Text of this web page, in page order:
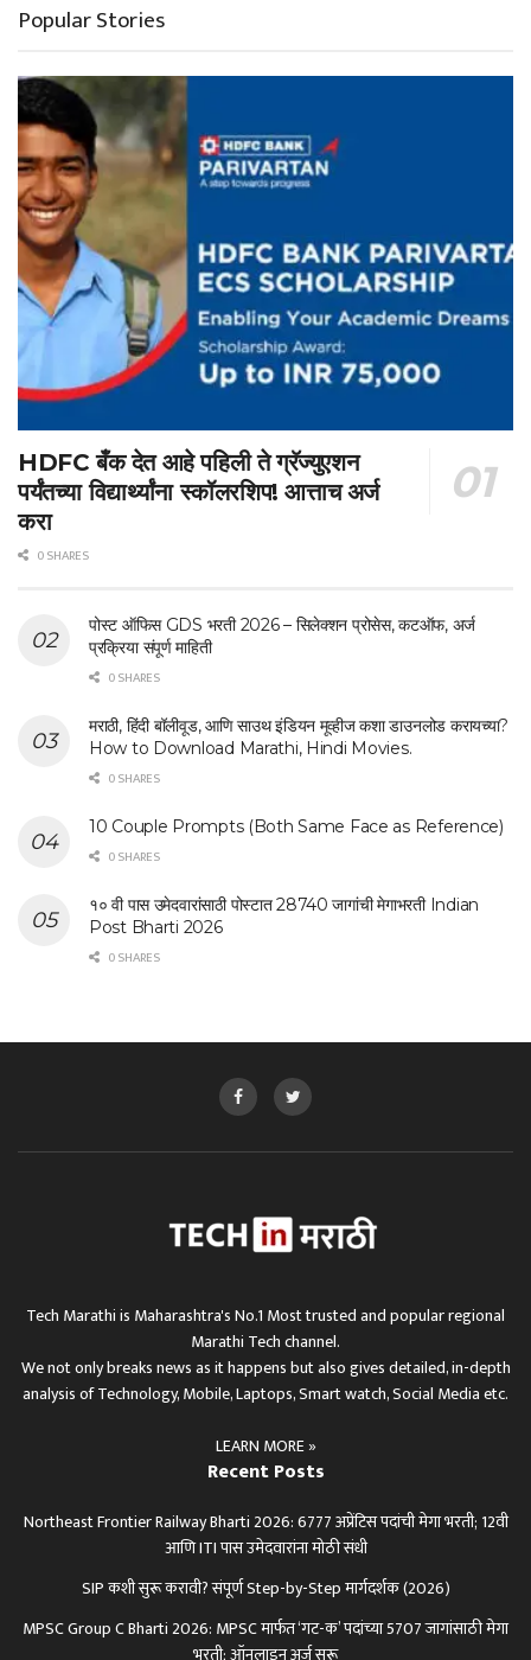
Popular Stories
HDFC बँक देत आहे पहिली ते ग्रॅज्युएशन
पर्यंतच्या विद्यार्थ्यांना स्कॉलरशिप! आत्ताच अर्ज
करा
0 SHARES
पोस्ट ऑफिस GDS भरती 2026 – सिलेक्शन प्रोसेस, कटऑफ, अर्ज
प्रक्रिया संपूर्ण माहिती
0 SHARES
मराठी, हिंदी बॉलीवूड, आणि साउथ इंडियन मूव्हीज कशा डाउनलोड करायच्या?
How to Download Marathi, Hindi Movies.
0 SHARES
10 Couple Prompts (Both Same Face as Reference)
0 SHARES
१० वी पास उमेदवारांसाठी पोस्टात 28740 जागांची मेगाभरती Indian
Post Bharti 2026
0 SHARES
Tech Marathi is Maharashtra's No.1 Most trusted and popular regional
Marathi Tech channel.
We not only breaks news as it happens but also gives detailed, in-depth
analysis of Technology, Mobile, Laptops, Smart watch, Social Media etc.
LEARN MORE »
Recent Posts
Northeast Frontier Railway Bharti 2026: 6777 अप्रेंटिस पदांची मेगा भरती; 12वी
आणि ITI पास उमेदवारांना मोठी संधी
SIP कशी सुरू करावी? संपूर्ण Step-by-Step मार्गदर्शक (2026)
MPSC Group C Bharti 2026: MPSC मार्फत ‘गट-क’ पदांच्या 5707 जागांसाठी मेगा
भरती; ऑनलाइन अर्ज सुरू